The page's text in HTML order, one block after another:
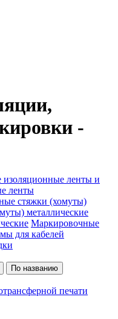
-
ленты и
ленты
стяжки (хомуты)
металлические
Маркировочные
для кабелей
печати